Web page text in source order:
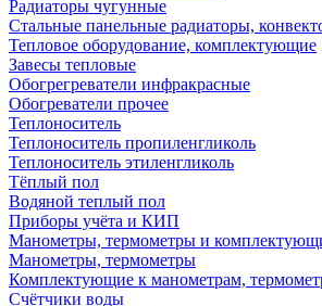
Радиаторы чугунные
Стальные панельные радиаторы,
Тепловое оборудование, комплектующие
Завесы тепловые
Обогрегреватели инфракрасные
Обогреватели прочее
Теплоноситель
Теплоноситель пропиленгликоль
Теплоноситель этиленгликоль
Тёплый пол
Водяной теплый пол
Приборы учёта и КИП
Манометры, термометры и
Манометры, термометры
Комплектующие к манометрам,
Счётчики воды